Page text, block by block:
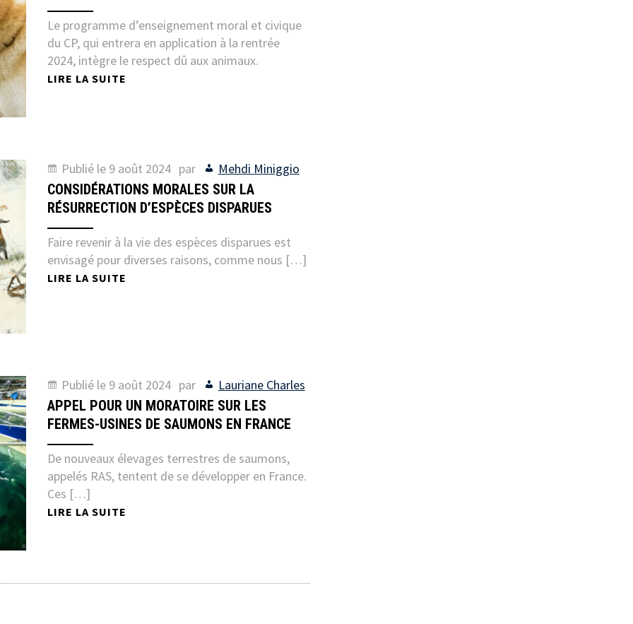
Le programme d’enseignement moral et civique
du CP, qui entrera en application à la rentrée
2024, intègre le respect dû aux animaux.
LIRE LA SUITE
Publié le 9 août 2024 par Mehdi Miniggio
CONSIDÉRATIONS MORALES SUR LA
RÉSURRECTION D’ESPÈCES DISPARUES
Faire revenir à la vie des espèces disparues est
envisagé pour diverses raisons, comme nous […]
LIRE LA SUITE
Publié le 9 août 2024 par Lauriane Charles
APPEL POUR UN MORATOIRE SUR LES
FERMES-USINES DE SAUMONS EN FRANCE
De nouveaux élevages terrestres de saumons,
appelés RAS, tentent de se développer en France.
Ces […]
LIRE LA SUITE